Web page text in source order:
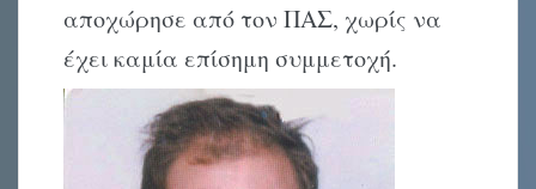
αποχώρησε από τον ΠΑΣ, χωρίς να
έχει καμία επίσημη συμμετοχή.